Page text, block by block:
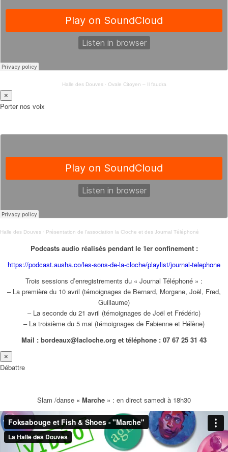
Halle des Douves· Ovale Citoyen – Il faudra
×
Porter nos voix
Halle des Douves · Présentation de l’association la Cloche et des Journal Téléphoné
Podcasts audio réalisés pendant le 1er confinement :
https://podcast.ausha.co/les-sons-de-la-cloche/playlist/journal-telephone
Trois sessions d’enregistrements du « Journal Téléphoné » :
– La première du 10 avril (témoignages de Bernard, Morgane, Joël, Fred,
Guillaume)
– La seconde du 21 avril (témoignages de Joël et Frédéric)
– La troisième du 5 mai (témoignages de Fabienne et Hélène)
Mail : bordeaux@lacloche.org et téléphone : 07 67 25 31 43
×
Débattre
Slam /danse « Marche » : en direct samedi à 18h30